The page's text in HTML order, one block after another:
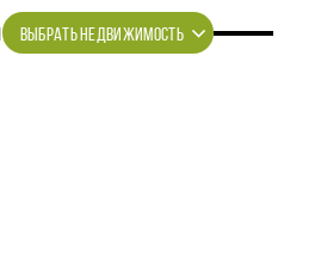
ВЫБРАТЬ НЕДВИЖИМОСТЬ